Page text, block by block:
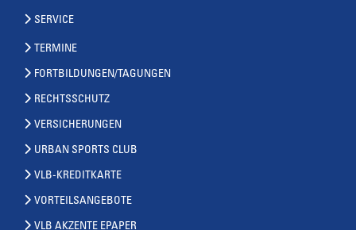
SERVICE
TERMINE
FORTBILDUNGEN/TAGUNGEN
RECHTSSCHUTZ
VERSICHERUNGEN
URBAN SPORTS CLUB
VLB-KREDITKARTE
VORTEILSANGEBOTE
VLB AKZENTE EPAPER